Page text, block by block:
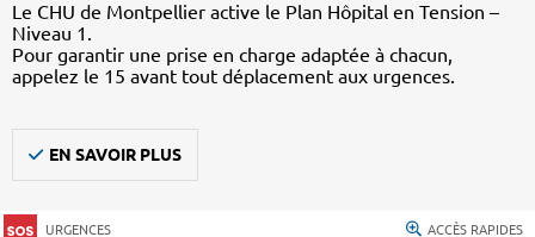
Le CHU de Montpellier active le Plan Hôpital en Tension –
Niveau 1.
Pour garantir une prise en charge adaptée à chacun,
appelez le 15 avant tout déplacement aux urgences.
EN SAVOIR PLUS
URGENCES ACCÈS RAPIDES